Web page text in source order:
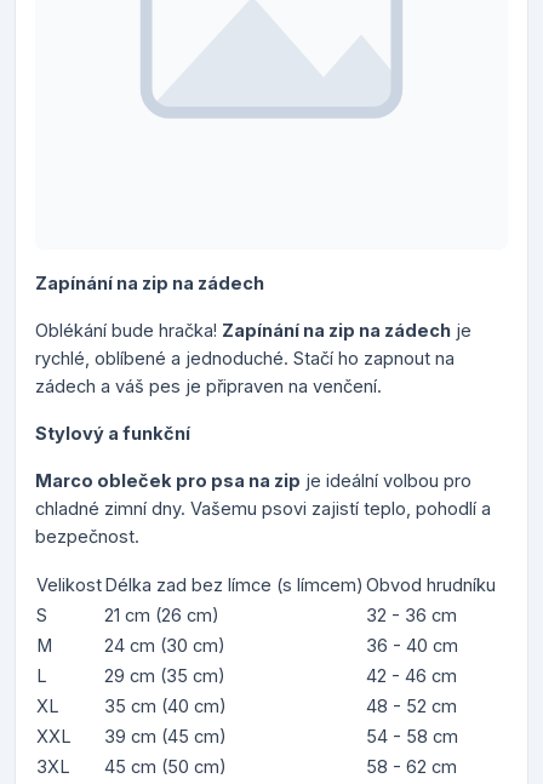
Zapínání na zip na zádech
Oblékání bude hračka! Zapínání na zip na zádech je
rychlé, oblíbené a jednoduché. Stačí ho zapnout na
zádech a váš pes je připraven na venčení.
Stylový a funkční
Marco obleček pro psa na zip je ideální volbou pro
chladné zimní dny. Vašemu psovi zajistí teplo, pohodlí a
bezpečnost.
VelikostDélka zad bez límce (s límcem) Obvod hrudníku
S
21 cm (26 cm)
32 - 36 cm
M
24 cm (30 cm)
36 - 40 cm
L
29 cm (35 cm)
42 - 46 cm
XL
35 cm (40 cm)
48 - 52 cm
XXL
39 cm (45 cm)
54 - 58 cm
3XL
45 cm (50 cm) 58 - 62 cm